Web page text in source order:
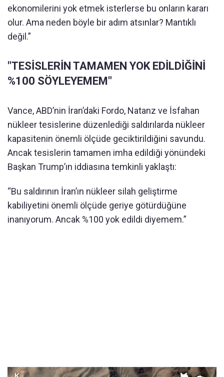
ekonomilerini yok etmek isterlerse bu onların kararı
olur. Ama neden böyle bir adım atsınlar? Mantıklı
değil.”
"TESİSLERİN TAMAMEN YOK EDİLDİĞİNİ
%100 SÖYLEYEMEM"
Vance, ABD’nin İran’daki Fordo, Natanz ve İsfahan
nükleer tesislerine düzenlediği saldırılarda nükleer
kapasitenin önemli ölçüde geciktirildiğini savundu.
Ancak tesislerin tamamen imha edildiği yönündeki
Başkan Trump’ın iddiasına temkinli yaklaştı:
“Bu saldırının İran’ın nükleer silah geliştirme
kabiliyetini önemli ölçüde geriye götürdüğüne
inanıyorum. Ancak %100 yok edildi diyemem.”